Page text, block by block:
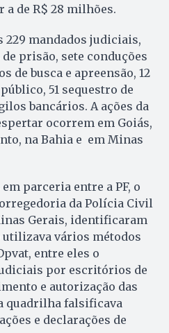
de R$ 28 milhões.
229 mandados judiciais,
prisão, sete conduções
de busca e apreensão, 12
51 sequestro de
bancários. A ações da
ocorrem em Goiás,
na Bahia e em Minas
parceria entre a PF, o
da Polícia Civil
Gerais, identificaram
vários métodos
entre eles o
por escritórios de
e autorização das
quadrilha falsificava
e declarações de